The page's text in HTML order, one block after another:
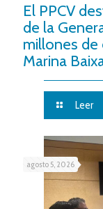
El PPCV
de la
millones de
Marina
Leer
agosto 5, 2026